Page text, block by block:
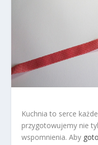
Kuchnia to serce
przygotowujemy nie
wspomnienia. Aby